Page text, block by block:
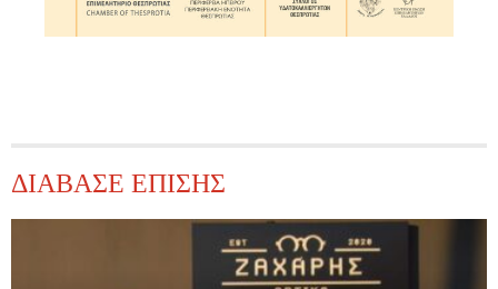
ΔΙΑΒΑΣΕ ΕΠΙΣΗΣ